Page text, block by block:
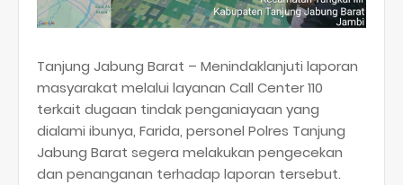
Tanjung Jabung Barat – Menindaklanjuti laporan
masyarakat melalui layanan Call Center 110
terkait dugaan tindak penganiayaan yang
dialami ibunya, Farida, personel Polres Tanjung
Jabung Barat segera melakukan pengecekan
dan penanganan terhadap laporan tersebut.